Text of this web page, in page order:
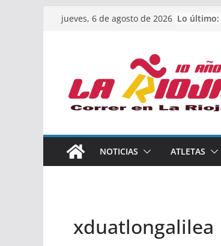
Saltarjueves, 6 de agosto de 2026 Lo último:
NOTICIAS ATLETAS
xduatlongalilea